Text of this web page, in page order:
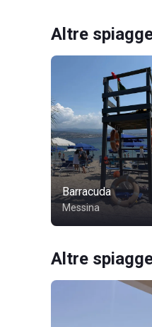
Altre
Barracuda
Messina
Altre